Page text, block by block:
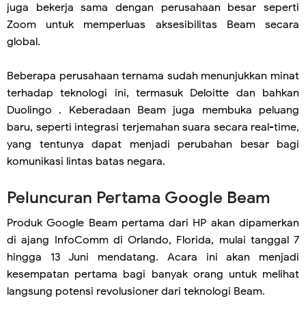
juga bekerja sama dengan perusahaan besar seperti
Zoom untuk memperluas aksesibilitas Beam secara
global.
Beberapa perusahaan ternama sudah menunjukkan minat
terhadap teknologi ini, termasuk Deloitte dan bahkan
Duolingo . Keberadaan Beam juga membuka peluang
baru, seperti integrasi terjemahan suara secara real-time,
yang tentunya dapat menjadi perubahan besar bagi
komunikasi lintas batas negara.
Peluncuran Pertama Google Beam
Produk Google Beam pertama dari HP akan dipamerkan
di ajang InfoComm di Orlando, Florida, mulai tanggal 7
hingga 13 Juni mendatang. Acara ini akan menjadi
kesempatan pertama bagi banyak orang untuk melihat
langsung potensi revolusioner dari teknologi Beam.